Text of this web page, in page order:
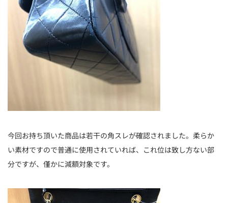
今回お持ち頂いた商品は若干の角スレが確認されました。柔らか
い素材ですので普通に使用されていれば、これ位は致し方ない部
分ですが、僅かに減額対象です。